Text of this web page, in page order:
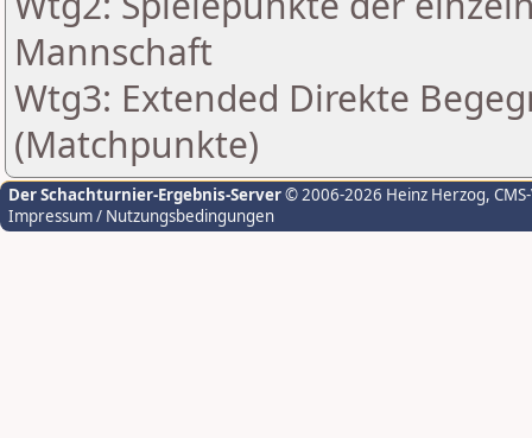
Mannschaft
Wtg3: Extended Direkte
(Matchpunkte)
Der Schachturnier-Ergebnis-Server© 2006-2026 Heinz Herzog,
Impressum / Nutzungsbedingungen